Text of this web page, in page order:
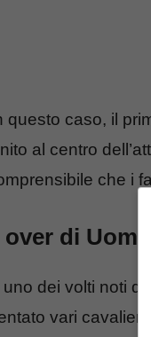
questo caso, il
al centro
che i
di
dei volti noti
vari